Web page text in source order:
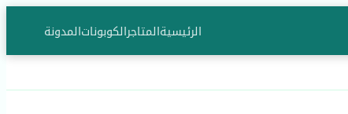
الرئيسيةالمتاجرالكوبوناتالمدونة